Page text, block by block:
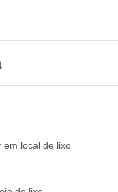
em local de lixo